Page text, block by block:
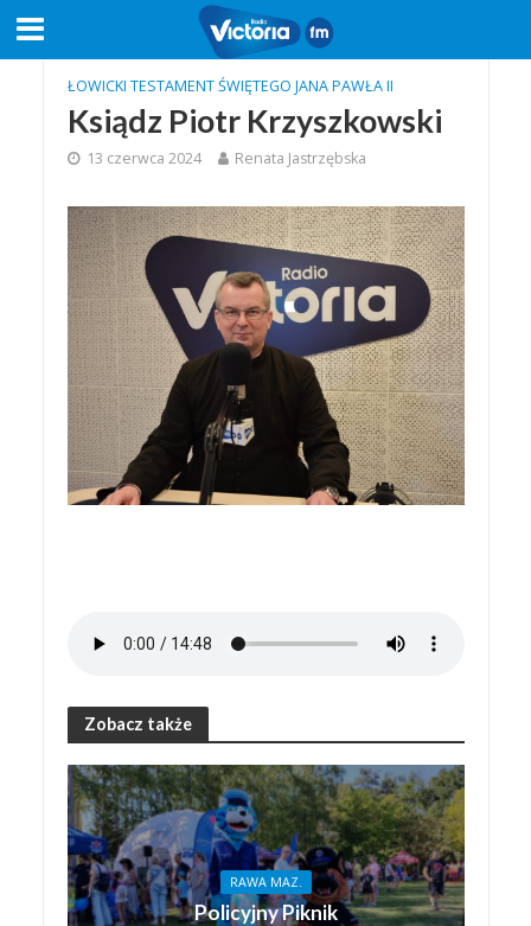
ŁOWICKI TESTAMENT ŚWIĘTEGO JANA PAWŁA II
Ksiądz Piotr Krzyszkowski
13 czerwca 2024 Renata Jastrzębska
Zobacz także
RAWA MAZ.
Policyjny Piknik